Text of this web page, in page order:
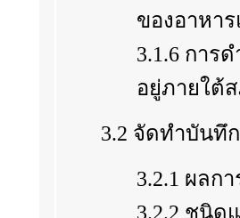
ของอาหา
3.1.6 การ
อยู่ภายใต้
3.2 จัดทำบันทึ
3.2.1 ผลก
3.2.2 ชนิ